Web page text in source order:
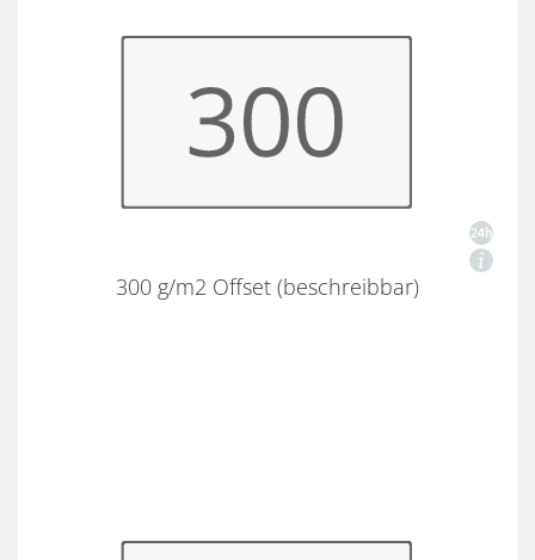
300 g/m2 Offset (beschreibbar)